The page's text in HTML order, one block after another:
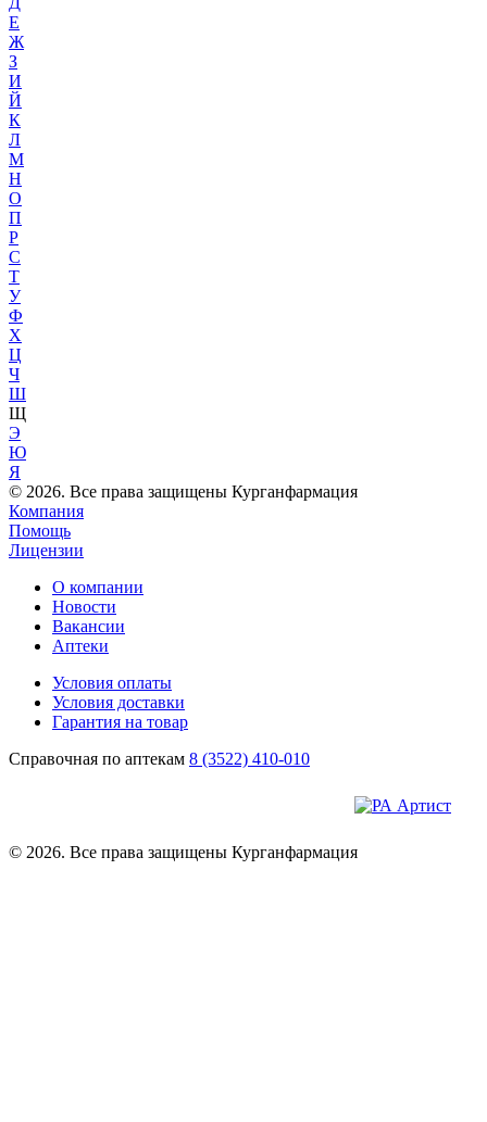
Е
Ж
З
И
Й
К
Л
М
Н
О
П
Р
С
Т
У
Ф
Х
Ц
Ч
Ш
Щ
Э
Ю
Я
© 2026. Все права защищены Курганфармация
Компания
Помощь
Лицензии
О компании
Новости
Вакансии
Аптеки
Условия оплаты
Условия доставки
Гарантия на товар
Справочная по аптекам 8 (3522) 410-010
© 2026. Все права защищены Курганфармация